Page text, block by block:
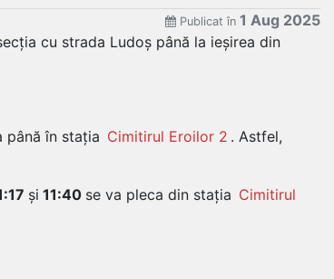
Publicat în 1 Aug 2025
cu strada Ludoș până la ieșirea din
până în stația Cimitirul Eroilor 2 . Astfel,
și 11:40 se va pleca din stația Cimitirul